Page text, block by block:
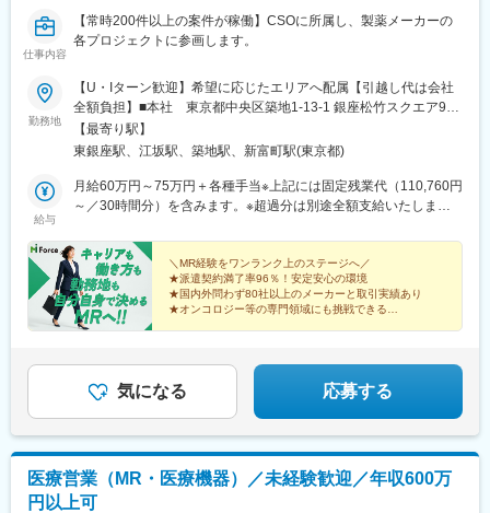
員など）が活躍中
▽約3ヶ月の研修（医療知識・業務理解）
▽現場配属（4ヶ月目～）※マネージャーなど周囲のサポートを受
けながら実務習得
▽キャリア形成（MR経験者スペシャリスト・管理職や本社管理職
へのキャリアアップ＆キャリアチェンジの可能性アリ）
■充実した研修制度
・全員未経験入社！同期とスタートできる環境
・配属後もマネージャーや先輩MRが成長をサポート
■手厚い福利厚生
・外勤手当（1日1,500円）
■当社の特徴
研修終了後は各製薬メーカーのプロジェクトに配属される『コン
クラクトMR』。配属期間は平均2～3年程。
新薬案件を中心にプロジェクトが豊富にあり、成長機会が広がり
ます。
仕事内容
【常時200件以上の案件が稼働】CSOに所属し、製薬メーカーの
各プロジェクトに参画します。
勤務地
【U・Iターン歓迎】希望に応じたエリアへ配属【引越し代は会社
全額負担】■本社 東京都中央区築地1-13-1 銀座松竹スクエア9F■
勤務エリア：（1）北海道：北海道（2）東北：青森・秋田・岩
手・山形・宮城・福島（3）関東：東京・神奈川・千葉・埼玉・茨
知・岐阜・三重・静岡（6）北陸：富山・石川・福井（7）近畿：
大阪・京都・滋賀・奈良・和歌山・兵庫（8）中国：岡山・広島・
州：福岡・大分・宮崎・鹿児島・熊本・佐賀・長崎・沖縄※勤務地
限定～全国転勤（規定あり）の選択可能※配属エリアは希望に応じ
ます。希望範囲外への転勤はありません。※変更の範囲：会社の定
める事業所（リモートワーク含む）
【最寄り駅】
東銀座駅、江坂駅、築地駅、新富町駅(東京都)
給与
月給60万円～75万円＋各種手当※上記には固定残業代（110,760円
～／30時間分）を含みます。※超過分は別途全額支給いたしま
歳（入社4年） 920万円／45歳（入社6年） ※諸手当含む
＼MR経験をワンランク上のステージへ／
★派遣契約満了率96％！安定安心の環境
★国内外問わず80社以上のメーカーと取引実績あり
★オンコロジー等の専門領域にも挑戦できる
気になる 応募する
医療営業（MR・医療機器）／未経験歓迎／年収600万
円以上可